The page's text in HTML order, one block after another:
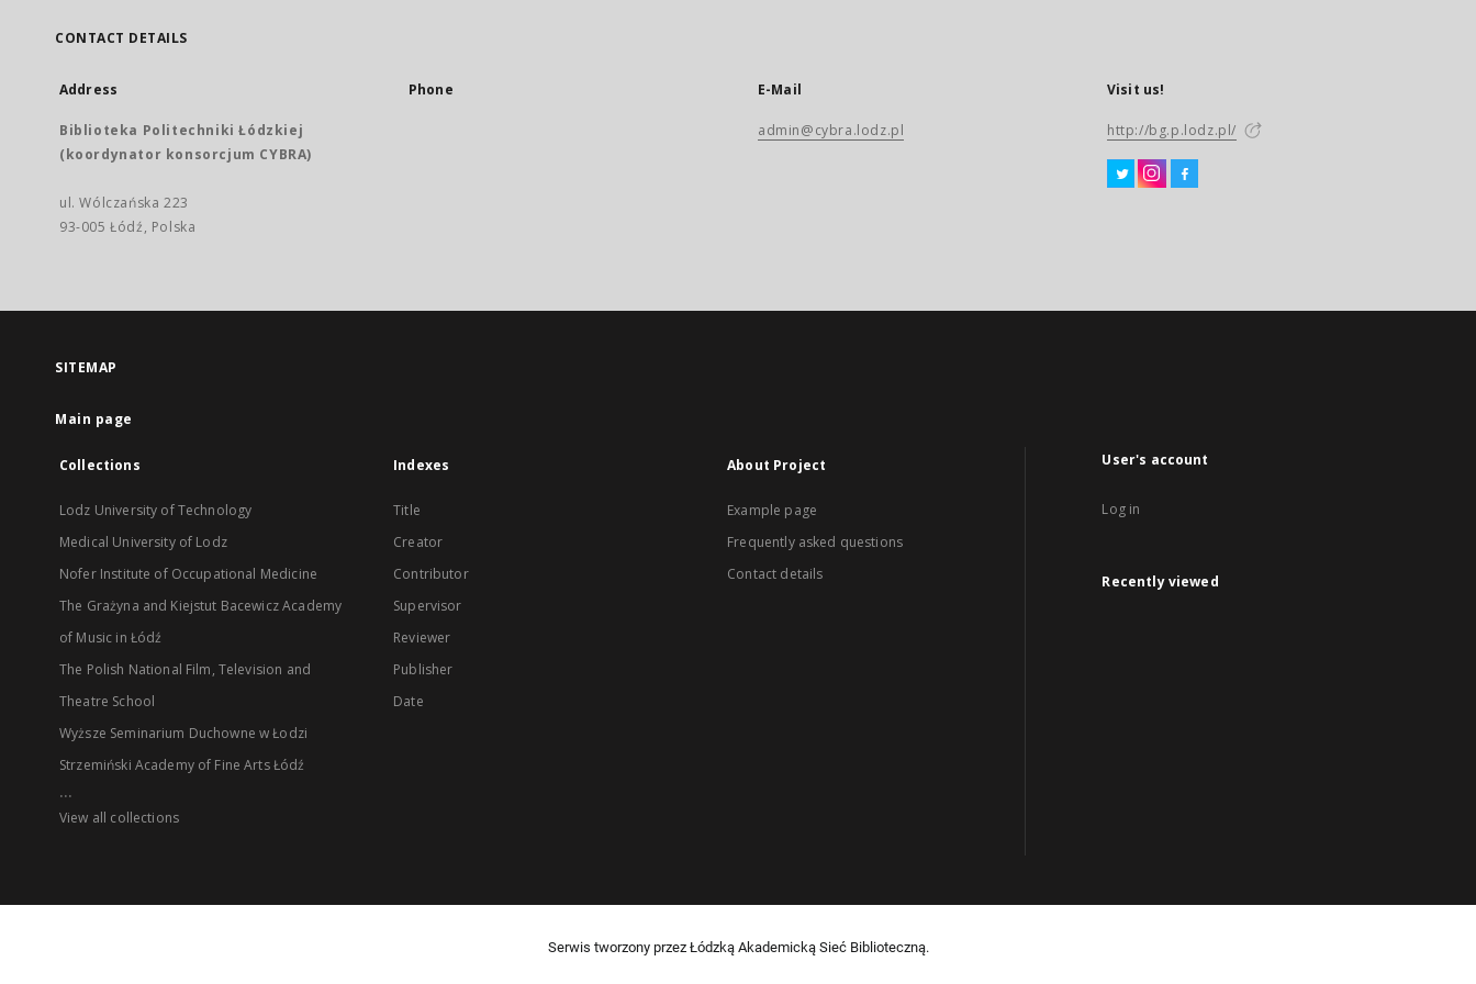
CONTACT DETAILS
Address
Biblioteka Politechniki Łódzkiej
(koordynator konsorcjum CYBRA)
ul. Wólczańska 223
93-005 Łódź, Polska
Phone E-Mail
admin@cybra.lodz.pl
Visit us!
http://bg.p.lodz.pl/
SITEMAP
Main page
Collections
Lodz University of Technology
Medical University of Lodz
Nofer Institute of Occupational Medicine
The Grażyna and Kiejstut Bacewicz Academy
of Music in Łódź
The Polish National Film, Television and
Theatre School
Wyższe Seminarium Duchowne w Łodzi
Strzemiński Academy of Fine Arts Łódź
...
View all collections
Indexes
Title
Creator
Contributor
Supervisor
Reviewer
Publisher
Date
About Project
Example page
Frequently asked questions
Contact details
User's account
Log in
Recently viewed
Serwis tworzony przez Łódzką Akademicką Sieć Biblioteczną.